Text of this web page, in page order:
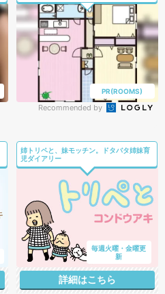
PR(ROOMS)
Recommended by
姉トリペと、妹モッチン。ドタバタ姉妹育
児ダイアリー
毎週火曜・金曜更
新
詳細はこちら